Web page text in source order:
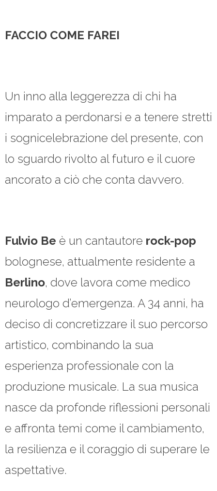
FACCIO COME FAREI
Un inno alla leggerezza di chi ha
imparato a perdonarsi e a tenere stretti
i sognicelebrazione del presente, con
lo sguardo rivolto al futuro e il cuore
ancorato a ciò che conta davvero.
Fulvio Be è un cantautore rock-pop
bolognese, attualmente residente a
Berlino, dove lavora come medico
neurologo d’emergenza. A 34 anni, ha
deciso di concretizzare il suo percorso
artistico, combinando la sua
esperienza professionale con la
produzione musicale. La sua musica
nasce da profonde riflessioni personali
e affronta temi come il cambiamento,
la resilienza e il coraggio di superare le
aspettative.